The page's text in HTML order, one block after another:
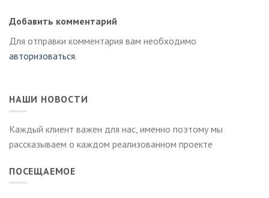
НАШИ НОВОСТИ
Каждый клиент важен для нас, именно поэтому мы
рассказываем о каждом реализованном проекте
ПОСЕЩАЕМОЕ
Добавить комментарий
Для отправки комментария вам необходимо
авторизоваться.